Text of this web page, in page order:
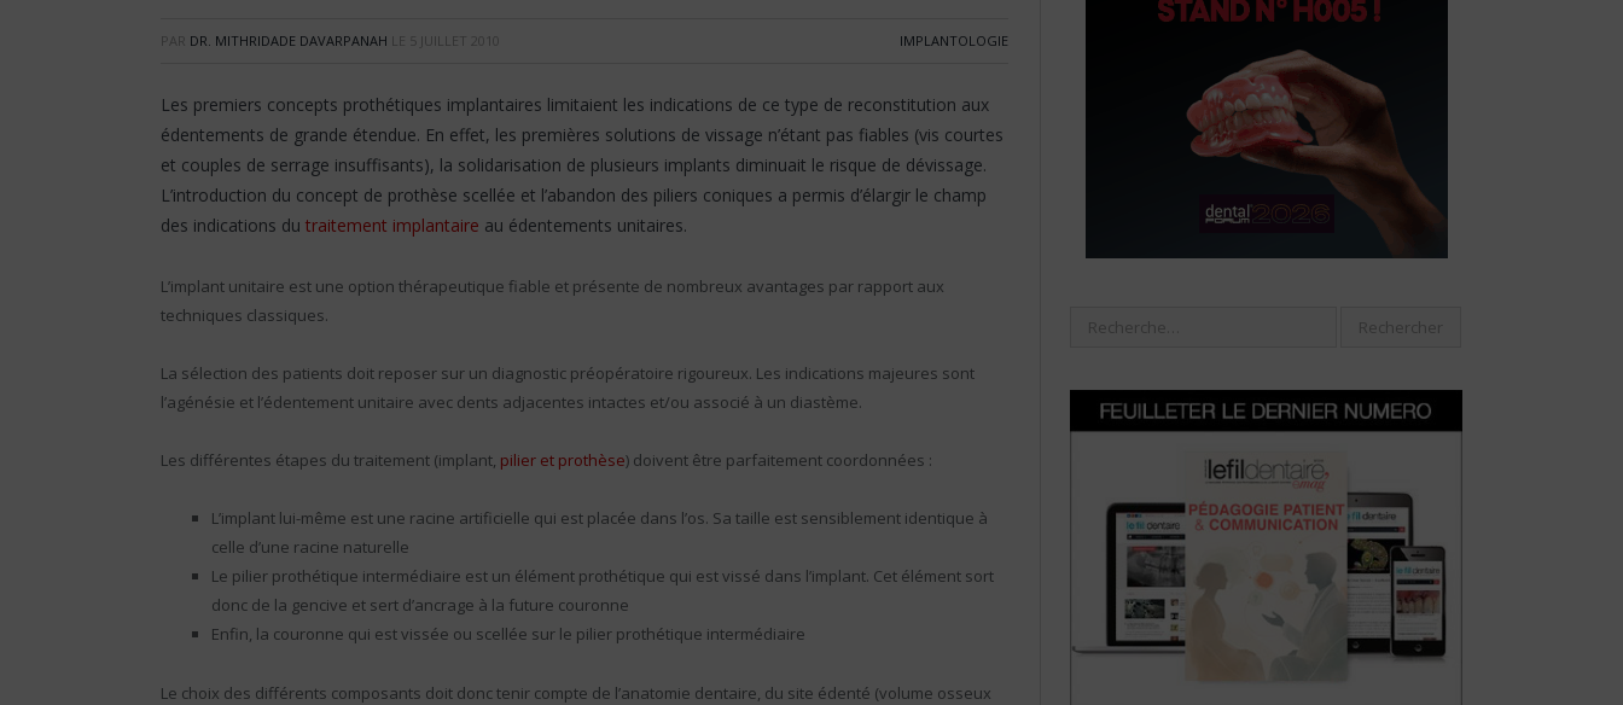
PAR DR. MITHRIDADE DAVARPANAH LE 5 JUILLET 2010 IMPLANTOLOGIE
Les premiers concepts prothétiques implantaires limitaient les indications de ce type de reconstitution aux
édentements de grande étendue. En effet, les premières solutions de vissage n’étant pas fiables (vis courtes
et couples de serrage insuffisants), la solidarisation de plusieurs implants diminuait le risque de dévissage.
L’introduction du concept de prothèse scellée et l’abandon des piliers coniques a permis d’élargir le champ
des indications du traitement implantaire au édentements unitaires.
L’implant unitaire est une option thérapeutique fiable et présente de nombreux avantages par rapport aux
techniques classiques.
La sélection des patients doit reposer sur un diagnostic préopératoire rigoureux. Les indications majeures sont
l’agénésie et l’édentement unitaire avec dents adjacentes intactes et/ou associé à un diastème.
Les différentes étapes du traitement (implant, pilier et prothèse) doivent être parfaitement coordonnées :
L’implant lui-même est une racine artificielle qui est placée dans l’os. Sa taille est sensiblement identique à
celle d’une racine naturelle
Le pilier prothétique intermédiaire est un élément prothétique qui est vissé dans l’implant. Cet élément sort
donc de la gencive et sert d’ancrage à la future couronne
Enfin, la couronne qui est vissée ou scellée sur le pilier prothétique intermédiaire
Le choix des différents composants doit donc tenir compte de l’anatomie dentaire, du site édenté (volume osseux